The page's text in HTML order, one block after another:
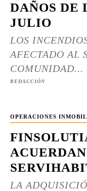
DAÑOS DE
JULIO
LOS
AFECTADO AL
COMUNIDAD...
REDACCIÓN
OPERACIONES
LA